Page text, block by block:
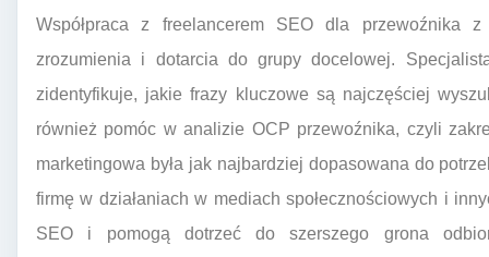
Współpraca z freelancerem SEO dla przewoźnika
zrozumienia i dotarcia do grupy docelowej.
zidentyfikuje, jakie frazy kluczowe są najczęściej
również pomóc w analizie OCP przewoźnika, czyli
marketingowa była jak najbardziej dopasowana do
firmę w działaniach w mediach społecznościowych i
SEO i pomogą dotrzeć do szerszego grona